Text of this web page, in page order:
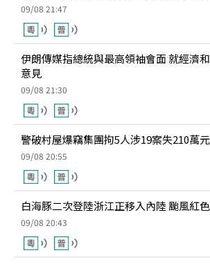
09/08 21:47
伊朗傳媒指總統與最高領袖會面 就經濟
意見
09/08 21:30
警破村屋爆竊集團拘5人涉19案失210萬
09/08 20:55
白海豚二次登陸浙江正移入內陸 颱風紅
09/08 20:43